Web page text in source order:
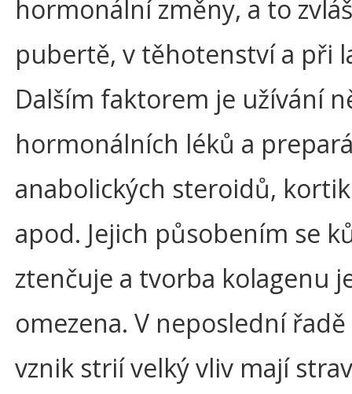
hormonální změny, a to
pubertě, v těhotenství a při
Dalším faktorem je užívání
hormonálních léků a
anabolických steroidů,
apod. Jejich působením se
ztenčuje a tvorba kolagenu
omezena. V neposlední
vznik strií velký vliv mají